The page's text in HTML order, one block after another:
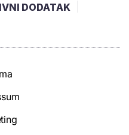
DODATAK